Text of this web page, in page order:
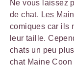
Ne vous laissez
de chat. Les
comiques car ils
leur taille.
chats un peu
chat Maine